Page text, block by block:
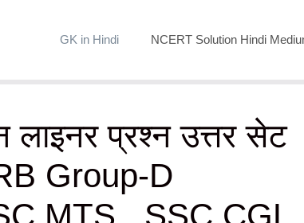
GK in Hindi NCERT Solution Hindi
लाइनर प्रश्न उत्तर सेट
Group-D
MTS , SSC CGL